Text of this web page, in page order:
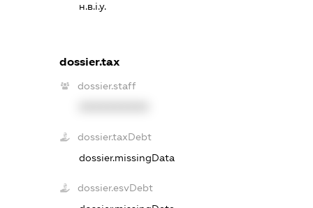
н.в.і.у.
dossier.tax
dossier.staff
dossier.taxDebt
dossier.missingData
dossier.esvDebt